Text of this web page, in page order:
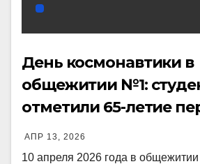
День космонавтики в
общежитии №1:
отметили 65-летие
полёта человека в
АПР 13, 2026
10 апреля 2026 года в